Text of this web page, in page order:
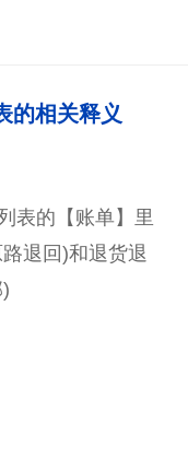
的相关释义
表的【账单】里
退回)和退货退